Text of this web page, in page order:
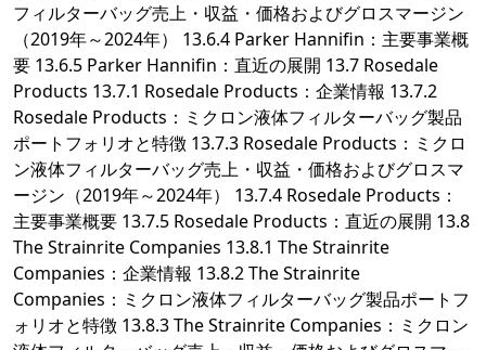
フィルターバッグ売上・収益・価格およびグロスマージン
（2019年～2024年） 13.6.4 Parker Hannifin：主要事業概
要 13.6.5 Parker Hannifin：直近の展開 13.7 Rosedale
Products 13.7.1 Rosedale Products：企業情報 13.7.2
Rosedale Products：ミクロン液体フィルターバッグ製品
ポートフォリオと特徴 13.7.3 Rosedale Products：ミクロ
ン液体フィルターバッグ売上・収益・価格およびグロスマ
ージン（2019年～2024年） 13.7.4 Rosedale Products：
主要事業概要 13.7.5 Rosedale Products：直近の展開 13.8
The Strainrite Companies 13.8.1 The Strainrite
Companies：企業情報 13.8.2 The Strainrite
Companies：ミクロン液体フィルターバッグ製品ポートフ
ォリオと特徴 13.8.3 The Strainrite Companies：ミクロン